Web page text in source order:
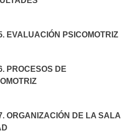
EVALUACIÓN PSICOMOTRIZ
PROCESOS DE
ORGANIZACIÓN DE LA SALA